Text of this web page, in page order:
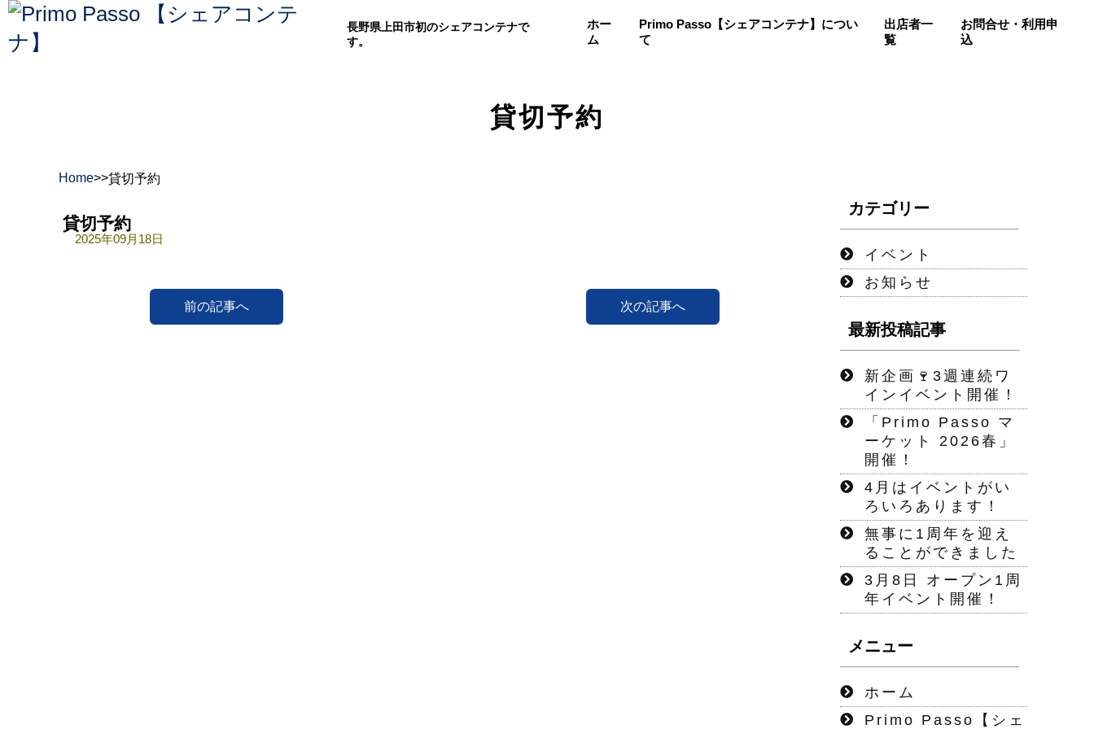
長野県上田市初のシェアコンテナで
す。
ホー
ム
Primo Passo【シェアコンテナ】につい
て
出店者一
覧
お問合せ・利用申
込
貸切予約
Home>>貸切予約
貸切予約
2025年09月18日
前の記事へ 次の記事へ
カテゴリー
イベント
お知らせ
最新投稿記事
新企画🍷3週連続ワ
インイベント開催！
「Primo Passo マ
ーケット 2026春」
開催！
4月はイベントがい
ろいろあります！
無事に1周年を迎え
ることができました
3月8日 オープン1周
年イベント開催！
メニュー
ホーム
Primo Passo【シェ